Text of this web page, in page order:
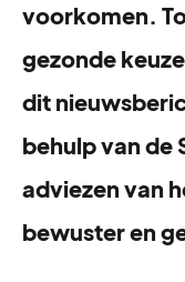
voorkomen.
gezonde
dit
behulp van de
adviezen van
bewuster en